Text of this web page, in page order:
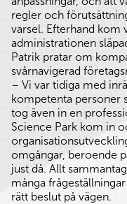
regler och
varsel. Efterhand kom
administrationen
Patrik pratar om
svårnavigerad
– Vi var tidiga med
kompetenta personer
tog även in en
Science Park kom in
omgångar, beroende
just då. Allt
många
rätt beslut på vägen.